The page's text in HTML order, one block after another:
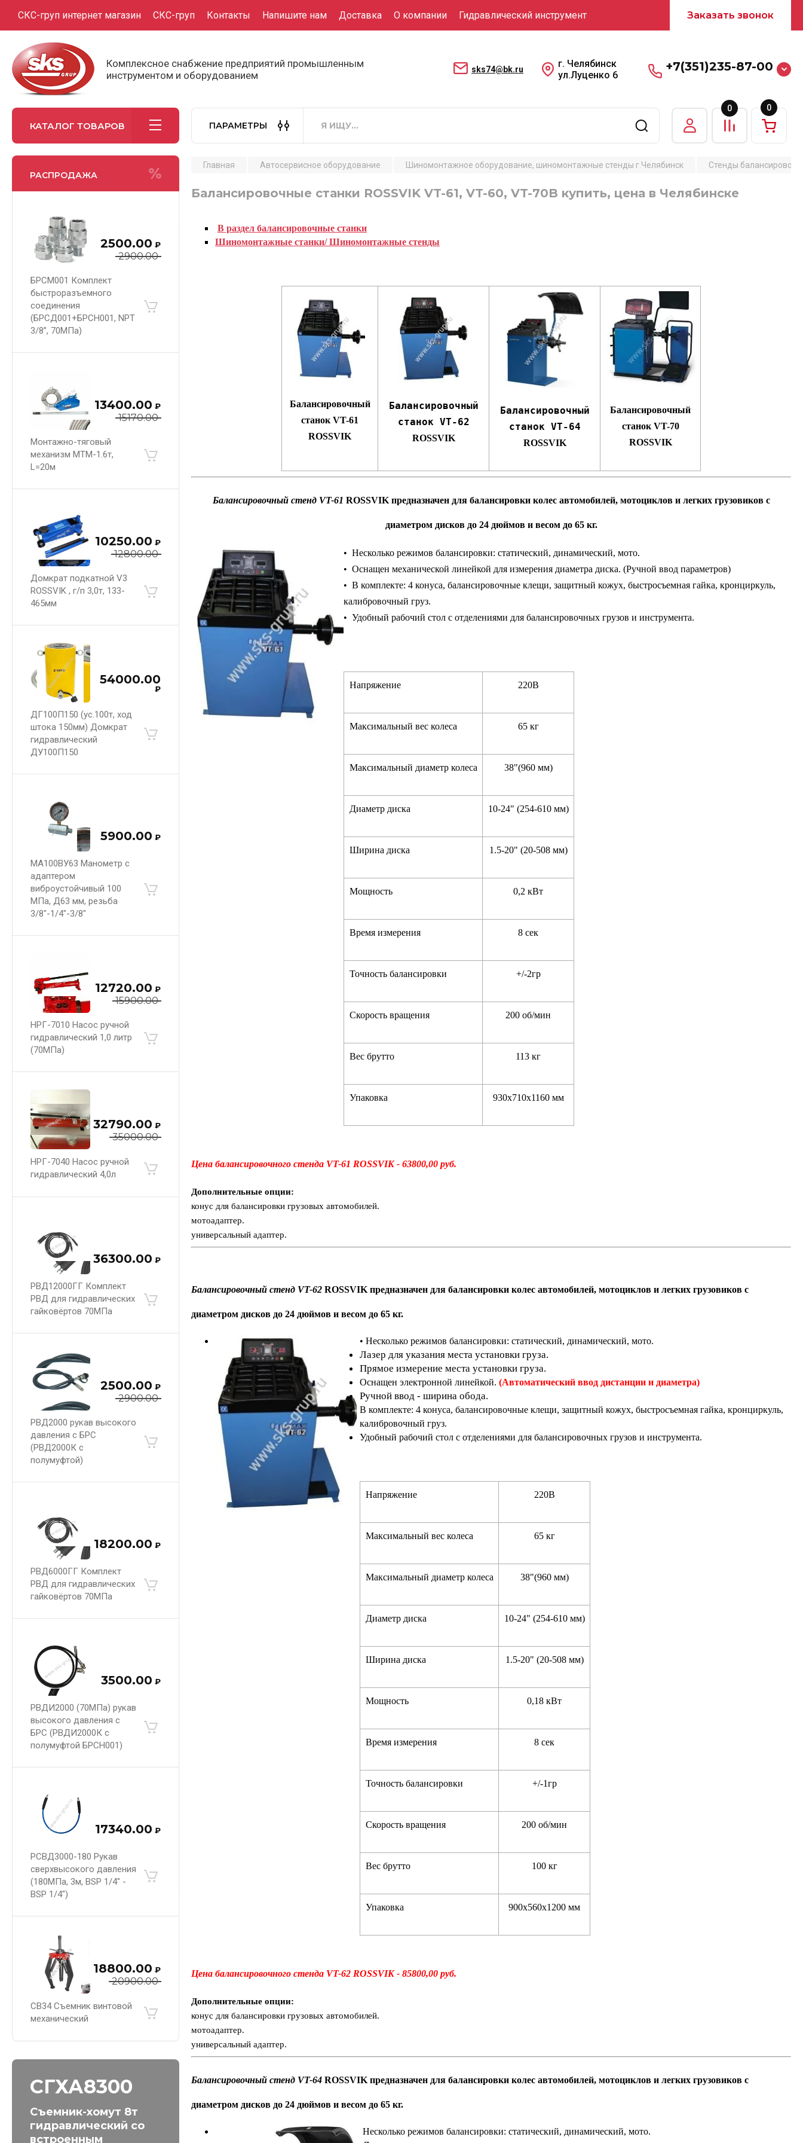
СКС-груп интернет магазин СКС-груп Контакты Напишите нам Доставка О компании Гидравлический инструмент Заказать звонок
Комплексное снабжение предприятий промышленным
инструментом и оборудованием
sks74@bk.ru
г. Челябинск
ул.Луценко 6
+7(351)235-87-00
КАТАЛОГ ТОВАРОВ ПАРАМЕТРЫ
0 0
РАСПРОДАЖА
2900.00
2500.00 ₽
БРСМ001 Комплект
быстроразъемного
соединения
(БРСД001+БРСН001, NPT
3/8’’, 70МПа)
15170.00
13400.00 ₽
Монтажно-тяговый
механизм МТМ-1.6т,
L=20м
12800.00
10250.00 ₽
Домкрат подкатной V3
ROSSVIK , г/п 3,0т, 133-
465мм
54000.00
₽
ДГ100П150 (ус.100т, ход
штока 150мм) Домкрат
гидравлический
ДУ100П150
5900.00 ₽
МА100ВУ63 Манометр с
адаптером
виброустойчивый 100
МПа, Д63 мм, резьба
3/8"-1/4"-3/8"
15900.00
12720.00 ₽
НРГ-7010 Насос ручной
гидравлический 1,0 литр
(70МПа)
35000.00
32790.00 ₽
НРГ-7040 Насос ручной
гидравлический 4,0л
36300.00 ₽
РВД12000ГГ Комплект
РВД для гидравлических
гайковёртов 70МПа
2900.00
2500.00 ₽
РВД2000 рукав высокого
давления с БРС
(РВД2000К с
полумуфтой)
18200.00 ₽
РВД6000ГГ Комплект
РВД для гидравлических
гайковёртов 70МПа
3500.00 ₽
РВДИ2000 (70МПа) рукав
высокого давления с
БРС (РВДИ2000К с
полумуфтой БРСН001)
17340.00 ₽
РСВД3000-180 Рукав
сверхвысокого давления
(180МПа, 3м, BSP 1/4" -
BSP 1/4")
20900.00
18800.00 ₽
СВ34 Съемник винтовой
механический
СГХА8300
Съемник-хомут 8т
гидравлический со
встроенным
Главная Автосервисное оборудование Шиномонтажное оборудование, шиномонтажные стенды г.Челябинск Стенды
Балансировочные станки ROSSVIK VT-61, VT-60, VT-70B купить, цена в Челябинске
В раздел балансировочные станки
Шиномонтажные станки/ Шиномонтажные стенды
Балансировочный
станок VT-61
ROSSVIK
Балансировочный
станок VT-62
ROSSVIK
Балансировочный
станок VT-64
ROSSVIK
Балансировочный
станок VT-70
ROSSVIK
Балансировочный стенд VT-61 ROSSVIKпредназначен для балансировки колес автомобилей, мотоциклов и легких грузовиков с
диаметром дисков до 24 дюймов и весом до 65 кг.
• Несколько режимов балансировки: статический, динамический, мото.
• Оснащен механической линейкой для измерения диаметра диска. (Ручной ввод параметров)
• В комплекте: 4 конуса, балансировочные клещи, защитный кожух, быстросъемная гайка, кронциркуль,
калибровочный груз.
• Удобный рабочий стол с отделениями для балансировочных грузов и инструмента.
Напряжение 220В
Максимальный вес колеса 65 кг
Максимальный диаметр колеса 38"(960 мм)
Диаметр диска 10-24" (254-610 мм)
Ширина диска 1.5-20" (20-508 мм)
Мощность 0,2 кВт
Время измерения 8 сек
Точность балансировки +/-2гр
Скорость вращения 200 об/мин
Вес брутто 113 кг
Упаковка 930х710х1160 мм
Цена балансировочного стенда VT-61 ROSSVIK - 63800,00 руб.
Дополнительные опции:
конус для балансировки грузовых автомобилей.
мотоадаптер.
универсальный адаптер.
Балансировочный стенд VT-62 ROSSVIK предназначен для балансировки колес автомобилей, мотоциклов и легких грузовиков с
диаметром дисков до 24 дюймов и весом до 65 кг.
• Несколько режимов балансировки: статический, динамический, мото.
Лазер для указания места установки груза.
Прямое измерение места установки груза.
Оснащен электронной линейкой. (Автоматический ввод дистанции и диаметра)
Ручной ввод - ширина обода.
В комплекте: 4 конуса, балансировочные клещи, защитный кожух, быстросъемная гайка, кронциркуль,
калибровочный груз.
Удобный рабочий стол с отделениями для балансировочных грузов и инструмента.
Напряжение 220В
Максимальный вес колеса 65 кг
Максимальный диаметр колеса 38"(960 мм)
Диаметр диска 10-24" (254-610 мм)
Ширина диска 1.5-20" (20-508 мм)
Мощность 0,18 кВт
Время измерения 8 сек
Точность балансировки +/-1гр
Скорость вращения 200 об/мин
Вес брутто 100 кг
Упаковка 900х560х1200 мм
Цена балансировочного стенда VT-62 ROSSVIK - 85800,00 руб.
Дополнительные опции:
конус для балансировки грузовых автомобилей.
мотоадаптер.
универсальный адаптер.
Балансировочный стенд VT-64 ROSSVIK предназначен для балансировки колес автомобилей, мотоциклов и легких грузовиков с
диаметром дисков до 24 дюймов и весом до 65 кг.
Несколько режимов балансировки: статический, динамический, мото.